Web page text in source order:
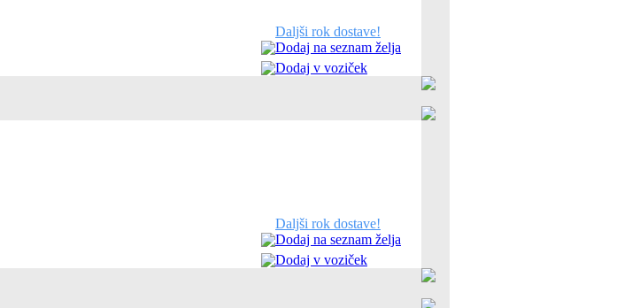
Daljši rok dostave!
Dodaj na seznam želja
Dodaj v voziček
Daljši rok dostave!
Dodaj na seznam želja
Dodaj v voziček